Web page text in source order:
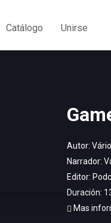
Catálogo Unirse
Autor:
Narrador:
Editor:
Duración:
Mas